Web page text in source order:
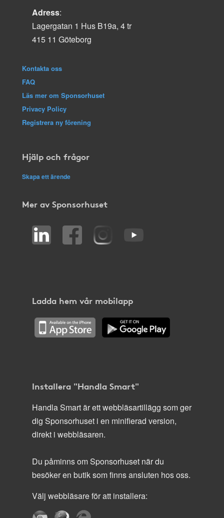
Adress:
Lagergatan 1 Hus B19a, 4 tr
415 11 Göteborg
Kontakta oss
FAQ
Läs mer om Sponsorhuset
Privacy Policy
Registrera ny förening
Hjälp och frågor
Skapa ett ärende
Mer av Sponsorhuset
Ladda hem vår mobilapp
Installera "Handla Smart"
Handla Smart är ett webbläsartillägg som ger
dig Sponsorhuset i en minifierad version,
direkt i webbläsaren.
Du påminns om Sponsorhuset när du
besöker en butik som finns ansluten hos oss.
Välj webbläsare för att installera: